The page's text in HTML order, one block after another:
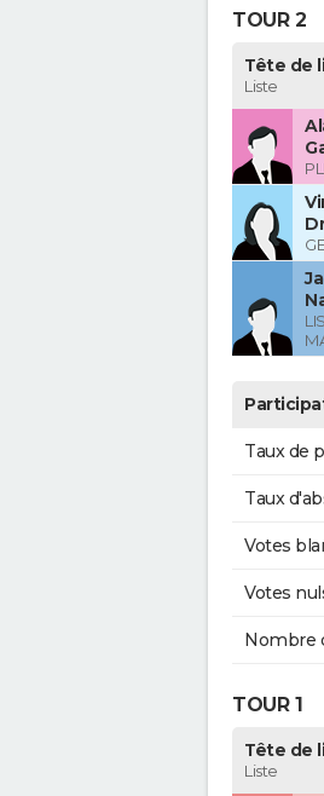
TOUR 2
Tête de
Liste
Taux de
Taux
Votes
Votes
Nombre
TOUR 1
Tête de
Liste